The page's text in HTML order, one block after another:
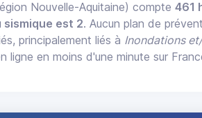
Nouvelle-Aquitaine) compte461
sismique est 2. Aucun plan de
principalement liés à Inondations
ligne en moins d'une minute sur